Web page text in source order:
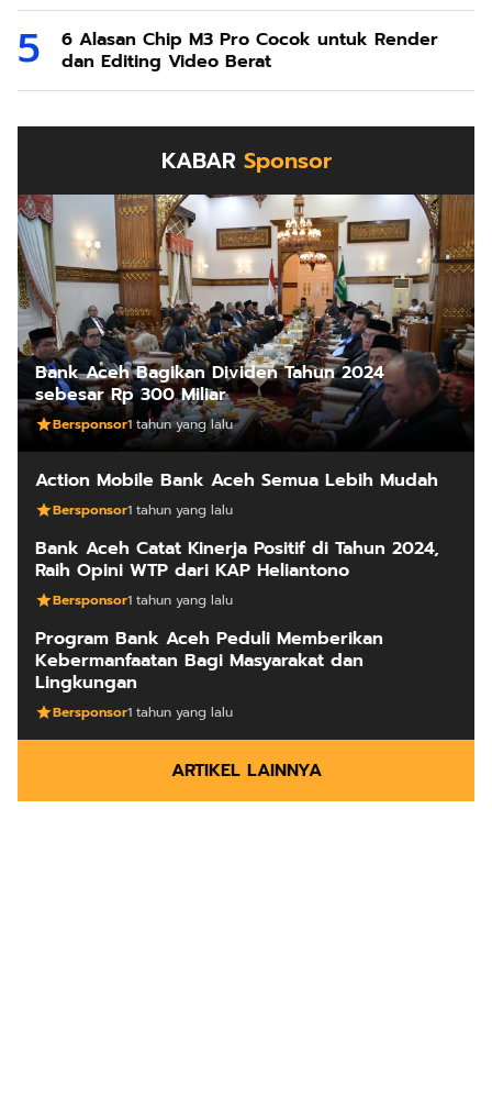
6 Alasan Chip M3 Pro Cocok untuk Render
dan Editing Video Berat
KABAR Sponsor
Bank Aceh Bagikan Dividen Tahun 2024
sebesar Rp 300 Miliar
Bersponsor1 tahun yang lalu
Action Mobile Bank Aceh Semua Lebih Mudah
Bersponsor1 tahun yang lalu
Bank Aceh Catat Kinerja Positif di Tahun 2024,
Raih Opini WTP dari KAP Heliantono
Bersponsor1 tahun yang lalu
Program Bank Aceh Peduli Memberikan
Kebermanfaatan Bagi Masyarakat dan
Lingkungan
Bersponsor1 tahun yang lalu
ARTIKEL LAINNYA